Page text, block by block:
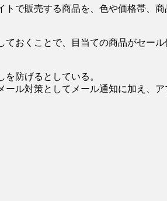
で販売する商品を、色や価格帯、
おくことで、目当ての商品がセー
防げるとしている。
ル対策としてメール通知に加え、ア